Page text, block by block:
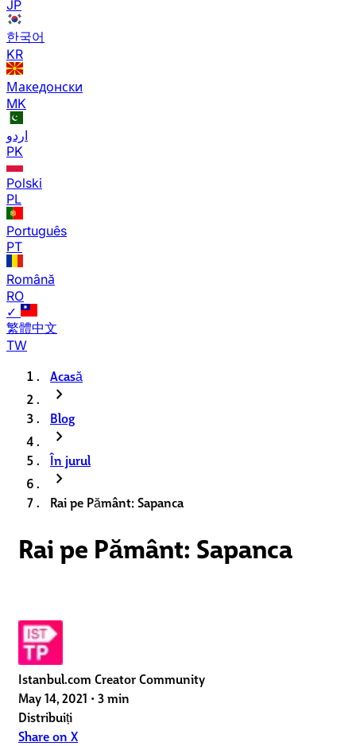
JP
한국어
KR
Македонски
MK
اردو
PK
Polski
PL
Português
PT
Română
RO
✓
繁體中文
TW
Acasă
chevron_right
Blog
chevron_right
În jurul
chevron_right
Rai pe Pământ: Sapanca
Rai pe Pământ: Sapanca
Istanbul.com Creator Community
May 14, 2021 • 3 min
Distribuiți
Share on X